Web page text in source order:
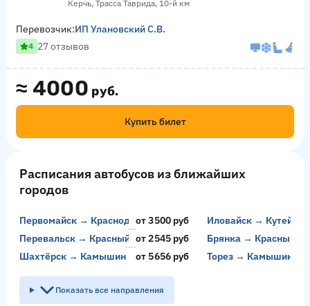
Керчь, Трасса Таврида, 10-й км
≈ 4000 руб.
Купить билет
Перевозчик:ИП Улановский С.В.
4 27 отзывов
Расписания автобусов из ближайших
городов
Первомайск → Краснодарот 3500 руб Иловайск →
Перевальск → Красный Колосот 2545 руб Брянка → Красный
Шахтёрск → Камышин
от 5656 руб Торез → Камышин
Показать все направления